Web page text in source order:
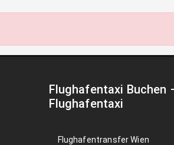
Flughafentaxi Buchen
Flughafentaxi
Flughafentransfer Wien